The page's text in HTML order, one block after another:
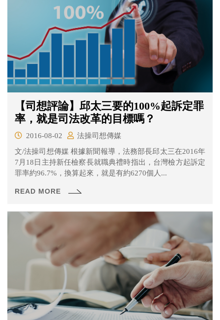
【司想評論】邱太三要的100%起訴定罪
率，就是司法改革的目標嗎？
2016-08-02
法操司想傳媒
文/法操司想傳媒 根據新聞報導，法務部長邱太三在2016年
7月18日主持新任檢察長就職典禮時指出，台灣檢方起訴定
罪率約96.7%，換算起來，就是有約6270個人...
READ MORE